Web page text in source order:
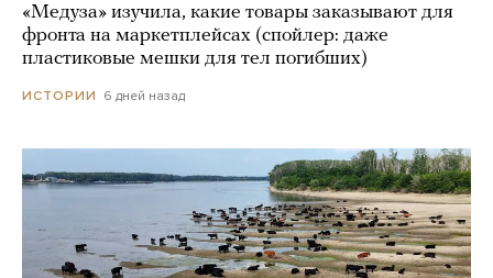
«Медуза» изучила, какие товары заказывают для
фронта на маркетплейсах (спойлер: даже
пластиковые мешки для тел погибших)
ИСТОРИИ 6 дней назад